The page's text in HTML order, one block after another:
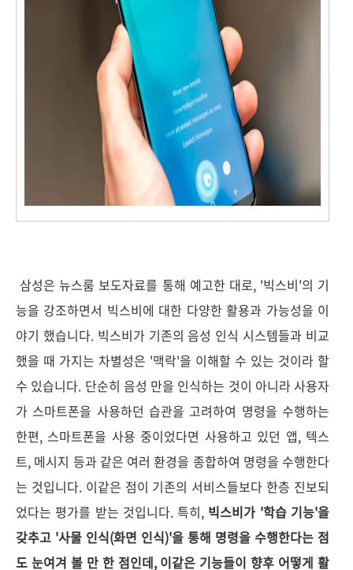
삼성은 뉴스룸 보도자료를 통해 예고한 대로, '빅스비'의 기
능을 강조하면서 빅스비에 대한 다양한 활용과 가능성을 이
야기 했습니다. 빅스비가 기존의 음성 인식 시스템들과 비교
했을 때 가지는 차별성은 '맥락'을 이해할 수 있는 것이라 할
수 있습니다. 단순히 음성 만을 인식하는 것이 아니라 사용자
가 스마트폰을 사용하던 습관을 고려하여 명령을 수행하는
한편, 스마트폰을 사용 중이었다면 사용하고 있던 앱, 텍스
트, 메시지 등과 같은 여러 환경을 종합하여 명령을 수행한다
는 것입니다. 이같은 점이 기존의 서비스들보다 한층 진보되
었다는 평가를 받는 것입니다. 특히, 빅스비가 '학습 기능'을
갖추고 '사물 인식(화면 인식)'을 통해 명령을 수행한다는 점
도 눈여겨 볼 만 한 점인데, 이같은 기능들이 향후 어떻게 활